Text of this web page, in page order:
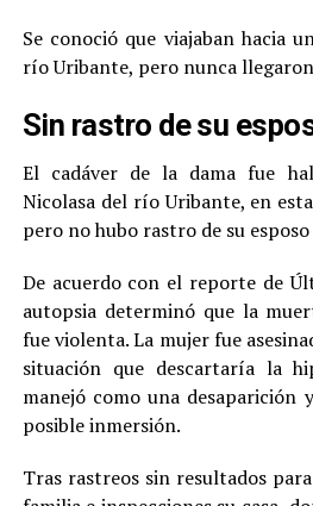
Se conoció que viajaban hacia
río Uribante, pero nunca llegaron
Sin rastro de su
El cadáver de la dama fue
Nicolasa del río Uribante, en
pero no hubo rastro de su esposo
De acuerdo con el reporte de
autopsia determinó que la
fue violenta. La mujer fue
situación que descartaría la
manejó como una
posible inmersión.
Tras rastreos sin resultados